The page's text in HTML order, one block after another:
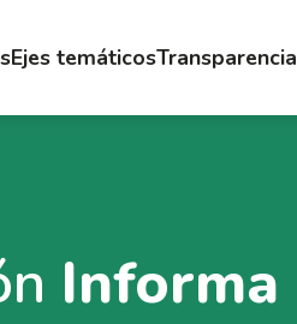
Ejes temáticosTransparencia
Informa